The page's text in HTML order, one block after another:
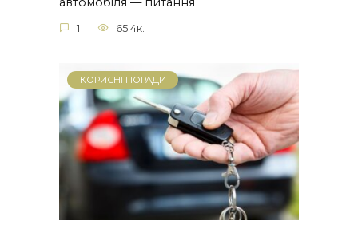
1 65.4к.
КОРИСНІ ПОРАДИ